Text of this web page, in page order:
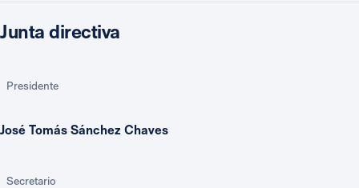
Junta directiva
Presidente
José Tomás Sánchez Chaves
Secretario